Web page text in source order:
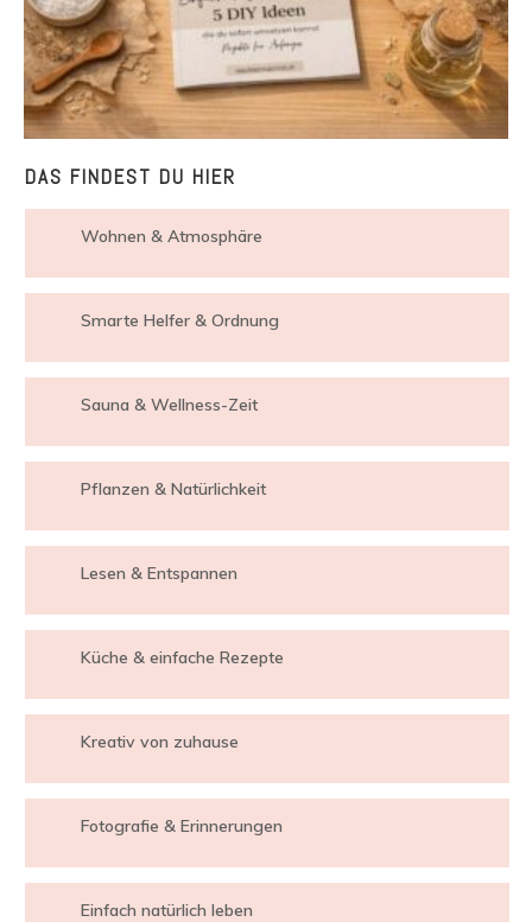
DAS FINDEST DU HIER
Wohnen & Atmosphäre
Smarte Helfer & Ordnung
Sauna & Wellness-Zeit
Pflanzen & Natürlichkeit
Lesen & Entspannen
Küche & einfache Rezepte
Kreativ von zuhause
Fotografie & Erinnerungen
Einfach natürlich leben